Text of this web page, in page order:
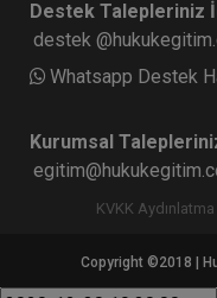
Boşanma
900 TL
Tüketici
Destek Talepleriniz
destek
Whatsapp Destek
Kurumsal
KVKK
Copyright ©2018 |